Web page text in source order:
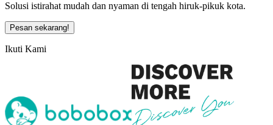
Solusi istirahat mudah dan nyaman di tengah hiruk-pikuk kota.
Pesan sekarang!
Ikuti Kami